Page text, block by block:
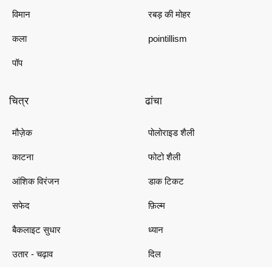
विमान
कला
पॉप
रबड़ की मोहर
pointillism
चित्र
मौज़ेक
काटना
आंशिक विरंजन
सफेद
बैकलाइट सुधार
उतार - चढ़ाव
ढांचा
पोलोराइड शैली
फोटो शैली
डाक टिकट
फ़िल्म
ध्यान
दिल